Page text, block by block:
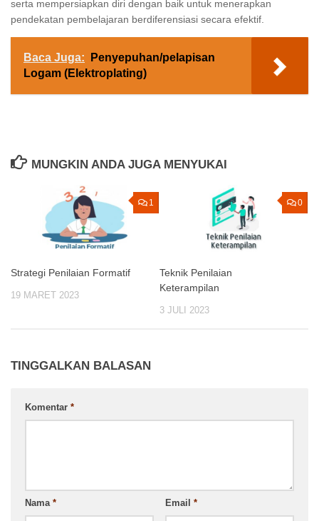
serta mempersiapkan diri dengan baik untuk menerapkan
pendekatan pembelajaran berdiferensiasi secara efektif.
Baca Juga:
Penyepuhan/pelapisan
Logam (Elektroplating)
MUNGKIN ANDA JUGA MENYUKAI
1
Strategi Penilaian Formatif
19 MARET 2023
0
Teknik Penilaian
Keterampilan
3 JULI 2023
TINGGALKAN BALASAN
Komentar *
Nama * Email *